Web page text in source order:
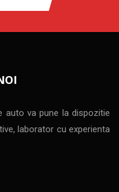
auto va pune la dispozitie
laborator cu experienta